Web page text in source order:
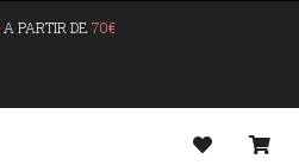
A PARTIR DE 70€